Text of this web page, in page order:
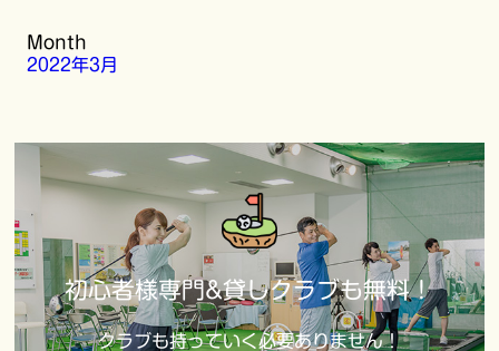
Month
2022年3月
初心者様専門&貸しクラブも無料！
クラブも持っていく必要ありません！